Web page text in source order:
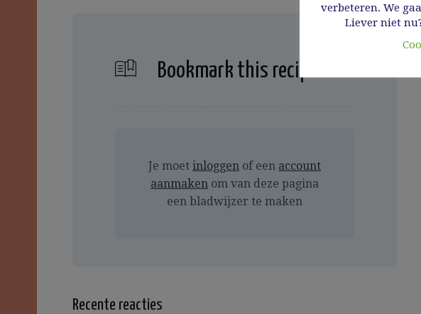
Bookmark this recipe
Je moet inloggen of een account
aanmaken om van deze pagina
een bladwijzer te maken
Recente reacties
verbeteren. We
Liever niet